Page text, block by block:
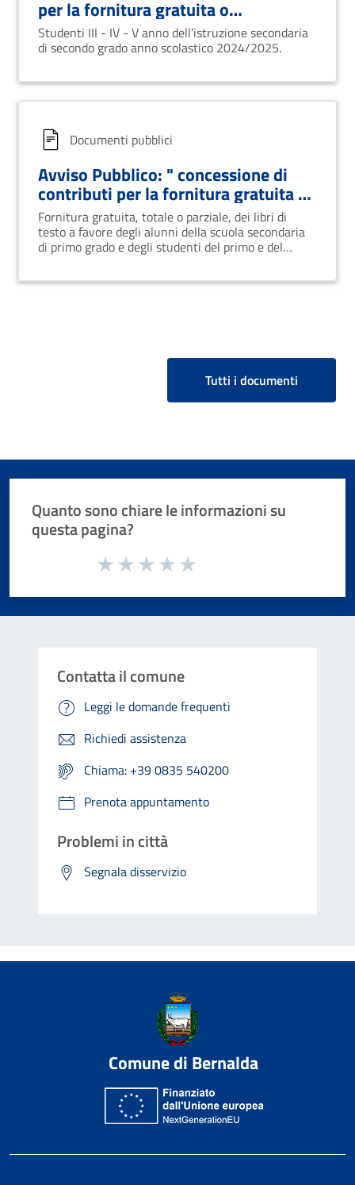
per la fornitura gratuita o
semigratuita dei libri di testo”
Studenti III - IV - V anno dell’istruzione secondaria
di secondo grado anno scolastico 2024/2025.
Documenti pubblici
Avviso Pubblico: " concessione di
contributi per la fornitura gratuita o
semigratuita dei libri di testo” anno
scolastico 2024/2025"
Fornitura gratuita, totale o parziale, dei libri di
testo a favore degli alunni della scuola secondaria
di primo grado e degli studenti del primo e del
grado
Tutti i documenti
Quanto sono chiare le informazioni su
questa pagina?
Valuta da 1 a 5 stelle la pagina
Contatta il comune
Leggi le domande frequenti
Richiedi assistenza
Chiama: +39 0835 540200
Prenota appuntamento
Problemi in città
Segnala disservizio
Comune di Bernalda